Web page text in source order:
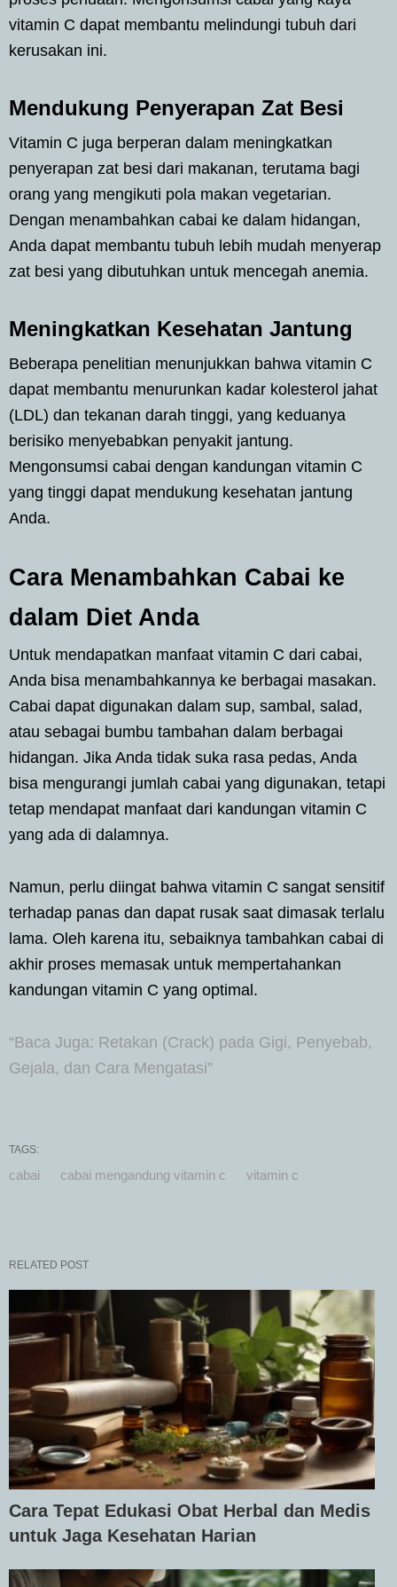
vitamin C dapat membantu melindungi tubuh dari
kerusakan ini.
Mendukung Penyerapan Zat Besi
Vitamin C juga berperan dalam meningkatkan
penyerapan zat besi dari makanan, terutama bagi
orang yang mengikuti pola makan vegetarian.
Dengan menambahkan cabai ke dalam hidangan,
Anda dapat membantu tubuh lebih mudah menyerap
zat besi yang dibutuhkan untuk mencegah anemia.
Meningkatkan Kesehatan Jantung
Beberapa penelitian menunjukkan bahwa vitamin C
dapat membantu menurunkan kadar kolesterol jahat
(LDL) dan tekanan darah tinggi, yang keduanya
berisiko menyebabkan penyakit jantung.
Mengonsumsi cabai dengan kandungan vitamin C
yang tinggi dapat mendukung kesehatan jantung
Anda.
Cara Menambahkan Cabai ke
dalam Diet Anda
Untuk mendapatkan manfaat vitamin C dari cabai,
Anda bisa menambahkannya ke berbagai masakan.
Cabai dapat digunakan dalam sup, sambal, salad,
atau sebagai bumbu tambahan dalam berbagai
hidangan. Jika Anda tidak suka rasa pedas, Anda
bisa mengurangi jumlah cabai yang digunakan, tetapi
tetap mendapat manfaat dari kandungan vitamin C
yang ada di dalamnya.
Namun, perlu diingat bahwa vitamin C sangat sensitif
terhadap panas dan dapat rusak saat dimasak terlalu
lama. Oleh karena itu, sebaiknya tambahkan cabai di
akhir proses memasak untuk mempertahankan
kandungan vitamin C yang optimal.
“Baca Juga: Retakan (Crack) pada Gigi, Penyebab,
Gejala, dan Cara Mengatasi”
TAGS:
cabai cabai mengandung vitamin c vitamin c
RELATED POST
Cara Tepat Edukasi Obat Herbal dan Medis
untuk Jaga Kesehatan Harian